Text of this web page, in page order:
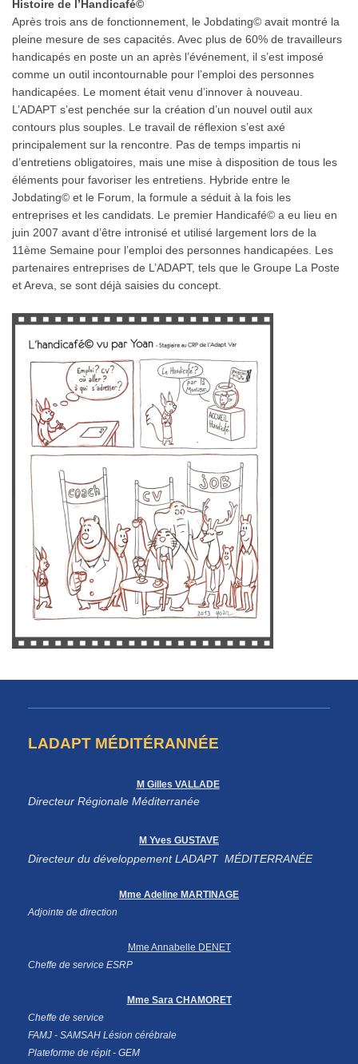
Histoire de l’Handicafé©
Après trois ans de fonctionnement, le Jobdating© avait montré la
pleine mesure de ses capacités. Avec plus de 60% de travailleurs
handicapés en poste un an après l’événement, il s’est imposé
comme un outil incontournable pour l’emploi des personnes
handicapées. Le moment était venu d’innover à nouveau.
L’ADAPT s’est penchée sur la création d’un nouvel outil aux
contours plus souples. Le travail de réflexion s’est axé
principalement sur la rencontre. Pas de temps impartis ni
d’entretiens obligatoires, mais une mise à disposition de tous les
éléments pour favoriser les entretiens. Hybride entre le
Jobdating© et le Forum, la formule a séduit à la fois les
entreprises et les candidats. Le premier Handicafé© a eu lieu en
juin 2007 avant d’être intronisé et utilisé largement lors de la
11ème Semaine pour l’emploi des personnes handicapées. Les
partenaires entreprises de L’ADAPT, tels que le Groupe La Poste
et Areva, se sont déjà saisies du concept.
LADAPT MÉDITÉRANNÉE
M Gilles VALLADE
Directeur Régionale Méditerranée
M Yves GUSTAVE
Directeur du développement LADAPT MÉDITERRANÉE
Mme Adeline MARTINAGE
Adjointe de direction
Mme Annabelle DENET
Cheffe de service ESRP
Mme Sara CHAMORET
Cheffe de service
FAMJ - SAMSAH Lésion cérébrale
Plateforme de répit - GEM